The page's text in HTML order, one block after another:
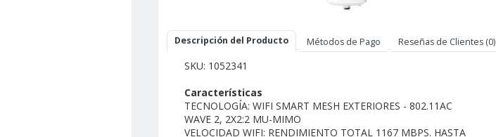
Descripción del Producto Métodos de Pago Reseñas de Clientes (0)
SKU: 1052341
Características
TECNOLOGÍA: WIFI SMART MESH EXTERIORES - 802.11AC
WAVE 2, 2X2:2 MU-MIMO
VELOCIDAD WIFI: RENDIMIENTO TOTAL 1167 MBPS. HASTA